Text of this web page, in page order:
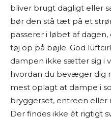
bliver brugt dagligt eller
bør den stå tæt på et
passerer i løbet af
tøj op på bøjle. God
dampen ikke sætter sig i
hvordan du bevæger dig
mest oplagt at dampe i
bryggerset, entreen eller
Der findes ikke ét rigtigt